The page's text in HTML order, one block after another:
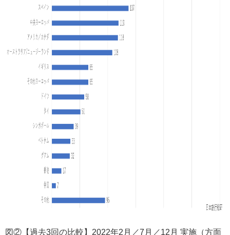
図②【過去3回の比較】2022年2月／7月／12月 実施（方面